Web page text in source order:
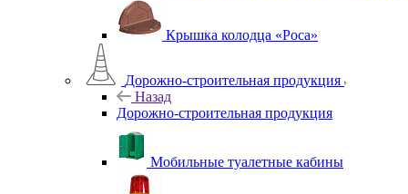
Крышка колодца «Роса»
Дорожно-строительная продукция
Назад
Дорожно-строительная продукция
Мобильные туалетные кабины